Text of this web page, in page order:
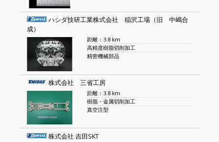
ハシダ技研工業株式会社 稲沢工場（旧 中嶋合
成）
距離：3.8 km
高精度樹脂切削加工
精密機械部品
株式会社 三省工房
距離：3.8 km
樹脂・金属切削加工
真空注型
株式会社 吉田SKT